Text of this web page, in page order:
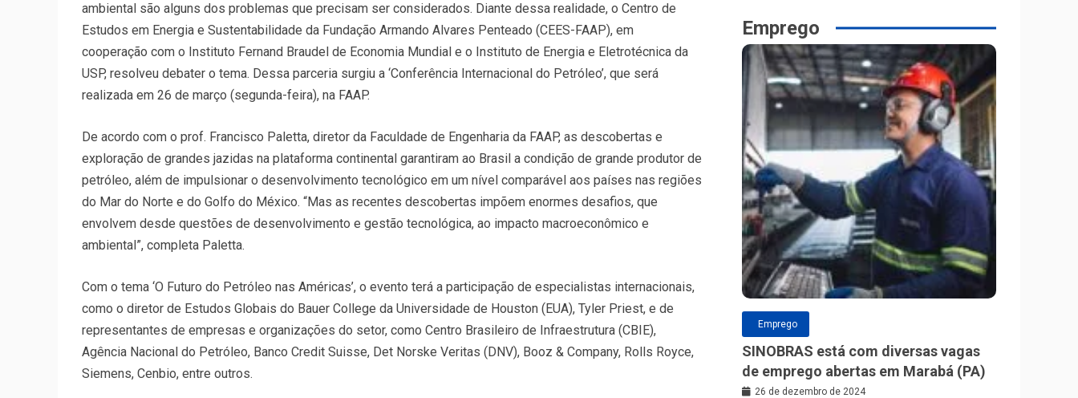
ambiental são alguns dos problemas que precisam ser considerados. Diante dessa realidade, o Centro de
Estudos em Energia e Sustentabilidade da Fundação Armando Alvares Penteado (CEES-FAAP), em
cooperação com o Instituto Fernand Braudel de Economia Mundial e o Instituto de Energia e Eletrotécnica da
USP, resolveu debater o tema. Dessa parceria surgiu a ‘Conferência Internacional do Petróleo’, que será
realizada em 26 de março (segunda-feira), na FAAP.
De acordo com o prof. Francisco Paletta, diretor da Faculdade de Engenharia da FAAP, as descobertas e
exploração de grandes jazidas na plataforma continental garantiram ao Brasil a condição de grande produtor de
petróleo, além de impulsionar o desenvolvimento tecnológico em um nível comparável aos países nas regiões
do Mar do Norte e do Golfo do México. “Mas as recentes descobertas impõem enormes desafios, que
envolvem desde questões de desenvolvimento e gestão tecnológica, ao impacto macroeconômico e
ambiental”, completa Paletta.
Com o tema ‘O Futuro do Petróleo nas Américas’, o evento terá a participação de especialistas internacionais,
como o diretor de Estudos Globais do Bauer College da Universidade de Houston (EUA), Tyler Priest, e de
representantes de empresas e organizações do setor, como Centro Brasileiro de Infraestrutura (CBIE),
Agência Nacional do Petróleo, Banco Credit Suisse, Det Norske Veritas (DNV), Booz & Company, Rolls Royce,
Siemens, Cenbio, entre outros.
Emprego
Emprego
SINOBRAS está com diversas vagas
de emprego abertas em Marabá (PA)
26 de dezembro de 2024